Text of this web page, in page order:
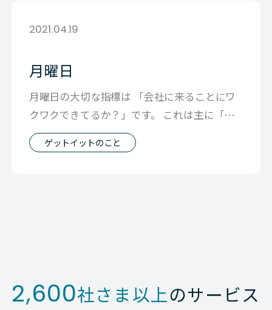
2021.04.19
月曜日
月曜日の大切な指標は 「会社に来ることにワ
クワクできてるか？」です。 これは主に「会
社がワクワクさせてくれてるか否か」と
ゲットイットのこと
2,600社さま以上のサービス